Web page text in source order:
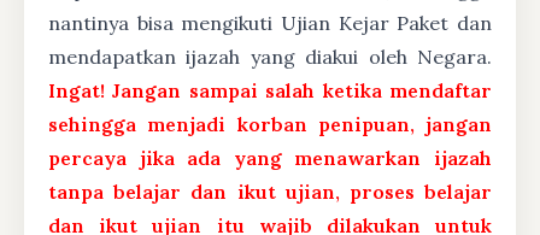
nantinya bisa mengikuti Ujian Kejar Paket dan
mendapatkan ijazah yang diakui oleh Negara.
Ingat! Jangan sampai salah ketika mendaftar
sehingga menjadi korban penipuan, jangan
percaya jika ada yang menawarkan ijazah
tanpa belajar dan ikut ujian, proses belajar
dan ikut ujian itu wajib dilakukan untuk